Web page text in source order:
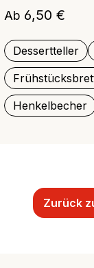
Dessertteller
Henkelbecher
Regulärer Preis:
Ab 6,50 €
Zurück